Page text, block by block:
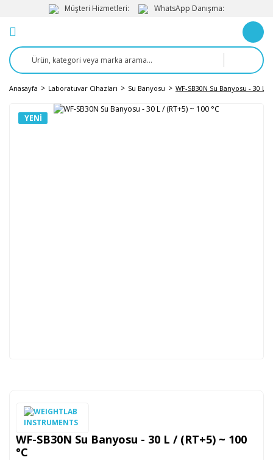
Müşteri Hizmetleri: WhatsApp Danışma:
Anasayfa Laboratuvar Cihazları Su Banyosu WF-SB30N Su Banyosu - 30 L /
YENI
WF-SB30N Su Banyosu - 30 L / (RT+5) ~ 100
°C